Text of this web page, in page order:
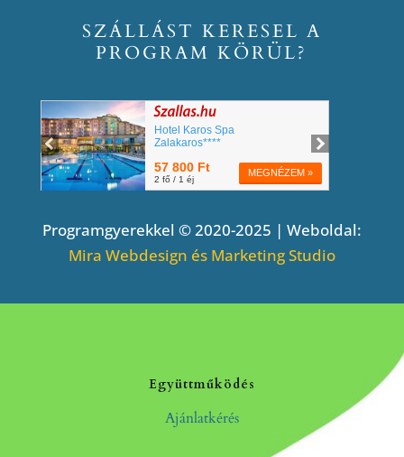
SZÁLLÁST KERESEL A
PROGRAM KÖRÜL?
Programgyerekkel © 2020-2025 | Weboldal:
Mira Webdesign és Marketing Studio
Együttműködés
Ajánlatkérés